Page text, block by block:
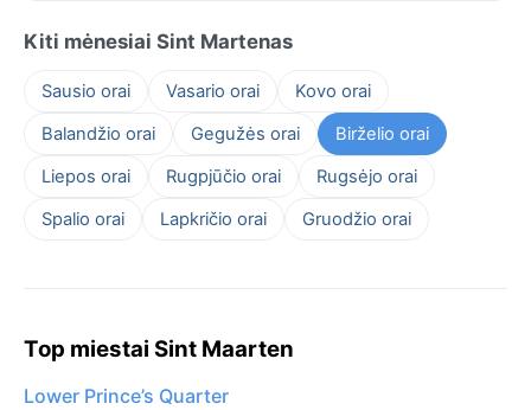
Kiti mėnesiai Sint Martenas
Sausio orai Vasario orai
Kovo orai
Balandžio orai
Gegužės orai
Birželio orai
Liepos orai
Rugpjūčio orai
Rugsėjo orai
Spalio orai
Lapkričio orai Gruodžio orai
Top miestai Sint Maarten
Lower Prince’s Quarter